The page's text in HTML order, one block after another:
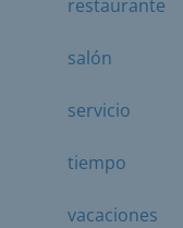
restaurante
salón
servicio
tiempo
vacaciones